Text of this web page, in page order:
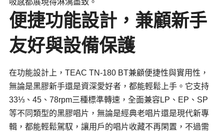
吸感都展現得淋漓盡致。
便捷功能設計，兼顧新手
友好與設備保護
在功能設計上，TEAC TN-180 BT兼顧便捷性與實用性，
無論是黑膠新手還是資深愛好者，都能輕鬆上手。它支持
33⅓、45、78rpm三種標準轉速，全面兼容LP、EP、SP
等不同類型的黑膠唱片，無論是經典老唱片還是現代新專
輯，都能輕鬆駕馭，讓用戶的唱片收藏不再閑置，不過需